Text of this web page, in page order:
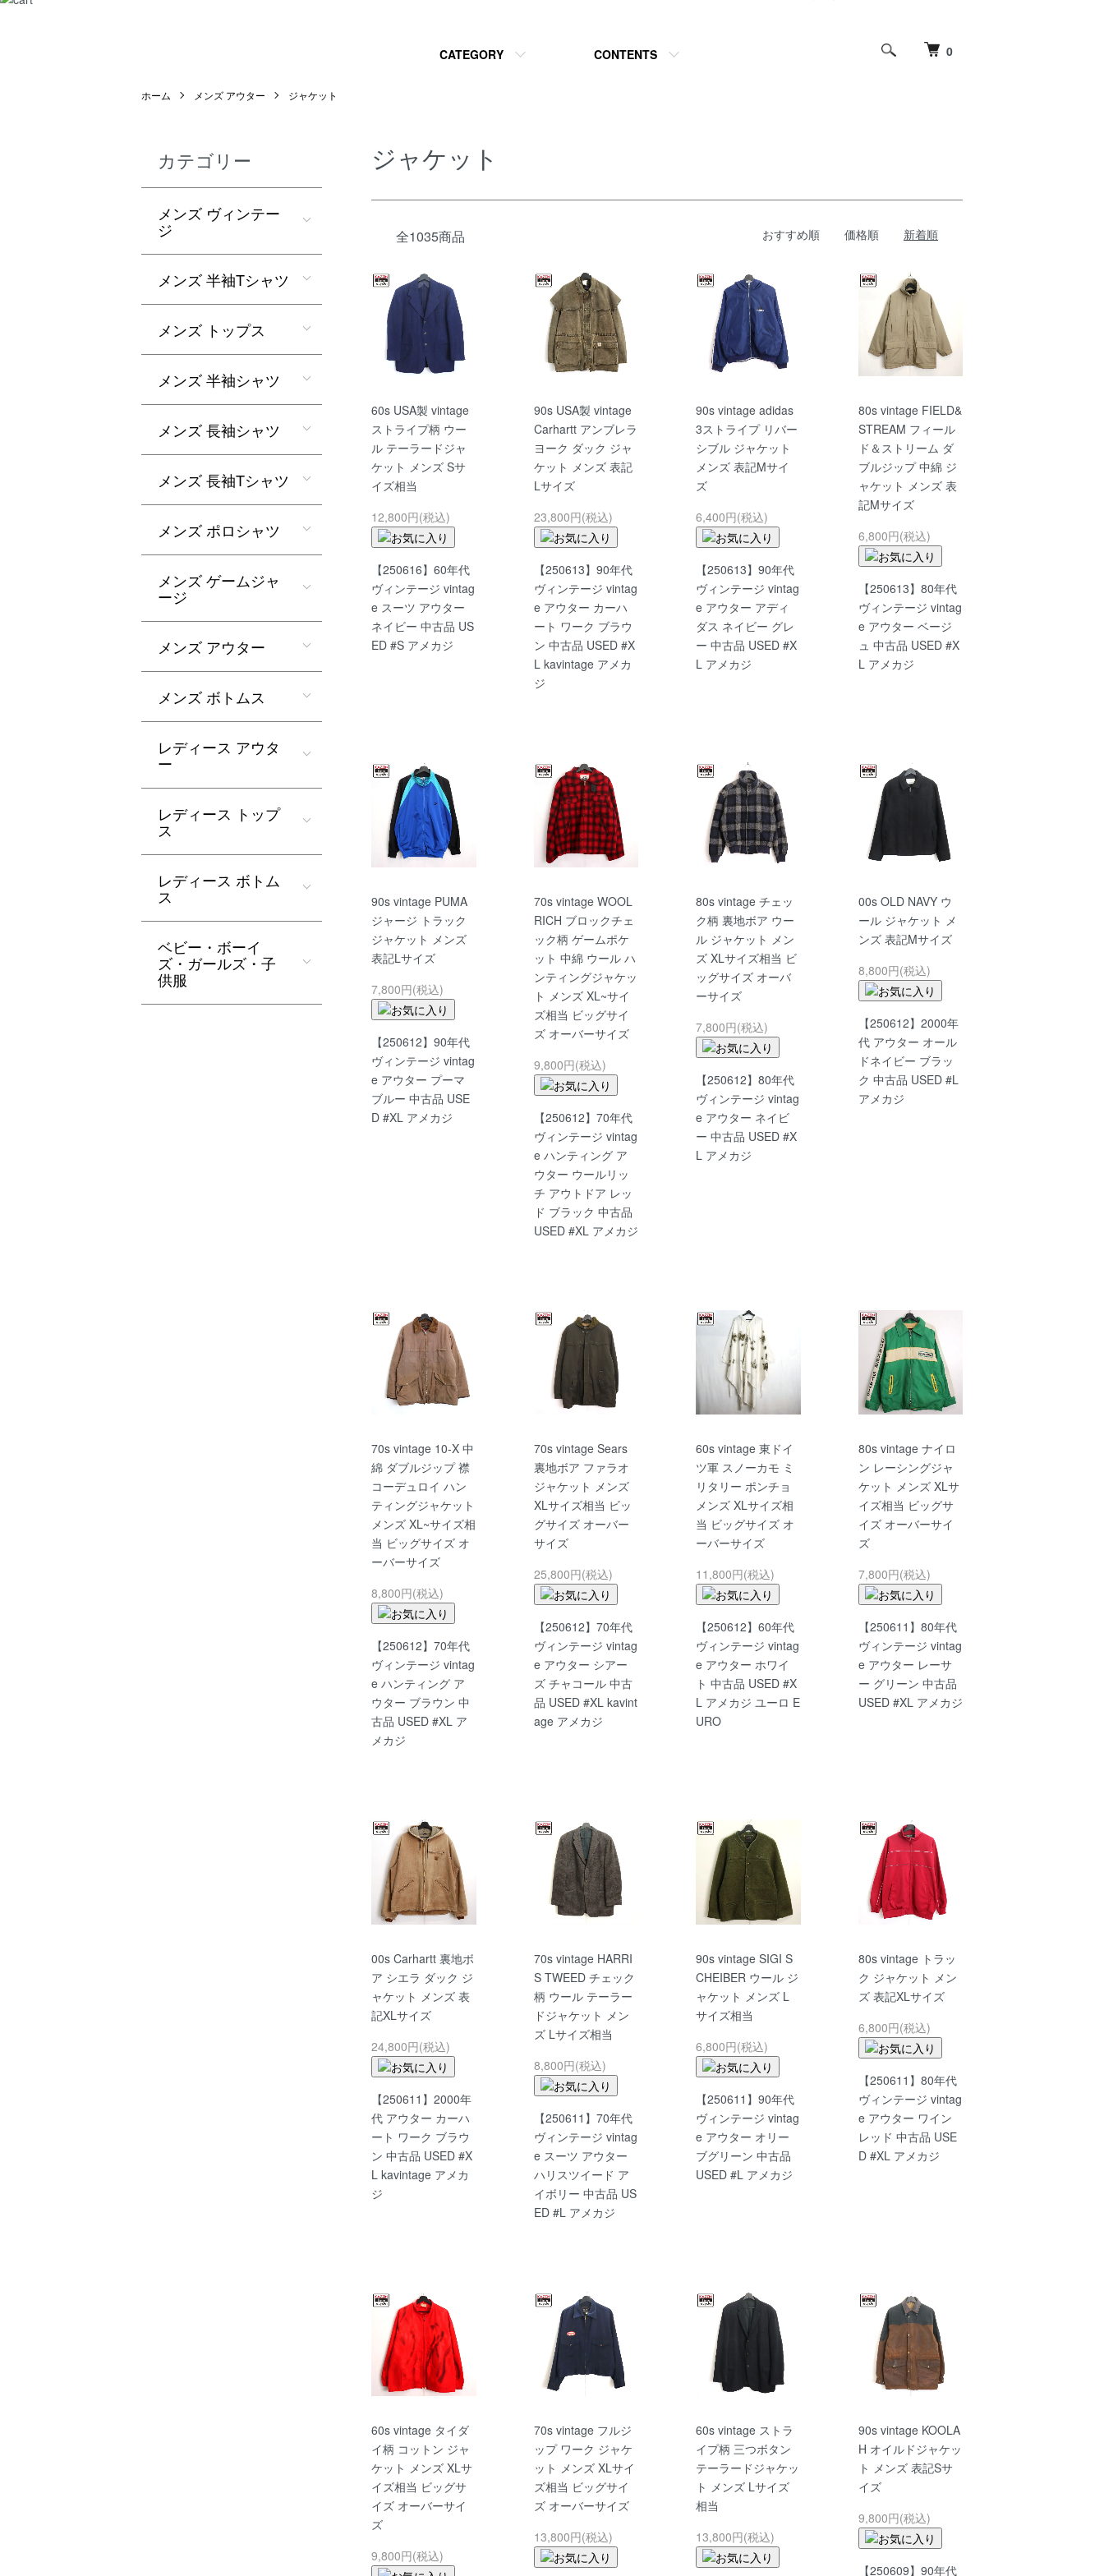
0
CATEGORY CONTENTS
ホーム メンズ アウター ジャケット
ジャケット
全1035商品 おすすめ順 価格順 新着順
60s USA製 vintage
ストライプ柄 ウー
ル テーラードジャ
ケット メンズ Sサ
イズ相当
12,800円(税込)
【250616】60年代
ヴィンテージ vintag
e スーツ アウター
ネイビー 中古品 US
ED #S アメカジ
90s USA製 vintage
Carhartt アンブレラ
ヨーク ダック ジャ
ケット メンズ 表記
Lサイズ
23,800円(税込)
【250613】90年代
ヴィンテージ vintag
e アウター カーハ
ート ワーク ブラウ
ン 中古品 USED #X
L kavintage アメカ
ジ
90s vintage adidas
3ストライプ リバー
シブル ジャケット
メンズ 表記Mサイ
ズ
6,400円(税込)
【250613】90年代
ヴィンテージ vintag
e アウター アディ
ダス ネイビー グレ
ー 中古品 USED #X
L アメカジ
80s vintage FIELD&
STREAM フィール
ド＆ストリーム ダ
ブルジップ 中綿 ジ
ャケット メンズ 表
記Mサイズ
6,800円(税込)
【250613】80年代
ヴィンテージ vintag
e アウター ベージ
ュ 中古品 USED #X
L アメカジ
90s vintage PUMA
ジャージ トラック
ジャケット メンズ
表記Lサイズ
7,800円(税込)
【250612】90年代
ヴィンテージ vintag
e アウター プーマ
ブルー 中古品 USE
D #XL アメカジ
70s vintage WOOL
RICH ブロックチェ
ック柄 ゲームポケ
ット 中綿 ウール ハ
ンティングジャケッ
ト メンズ XL~サイ
ズ相当 ビッグサイ
ズ オーバーサイズ
9,800円(税込)
【250612】70年代
ヴィンテージ vintag
e ハンティング ア
ウター ウールリッ
チ アウトドア レッ
ド ブラック 中古品
USED #XL アメカジ
80s vintage チェッ
ク柄 裏地ボア ウー
ル ジャケット メン
ズ XLサイズ相当 ビ
ッグサイズ オーバ
ーサイズ
7,800円(税込)
【250612】80年代
ヴィンテージ vintag
e アウター ネイビ
ー 中古品 USED #X
L アメカジ
00s OLD NAVY ウ
ール ジャケット メ
ンズ 表記Mサイズ
8,800円(税込)
【250612】2000年
代 アウター オール
ドネイビー ブラッ
ク 中古品 USED #L
アメカジ
70s vintage 10-X 中
綿 ダブルジップ 襟
コーデュロイ ハン
ティングジャケット
メンズ XL~サイズ相
当 ビッグサイズ オ
ーバーサイズ
8,800円(税込)
【250612】70年代
ヴィンテージ vintag
e ハンティング ア
ウター ブラウン 中
古品 USED #XL ア
メカジ
70s vintage Sears
裏地ボア ファラオ
ジャケット メンズ
XLサイズ相当 ビッ
グサイズ オーバー
サイズ
25,800円(税込)
【250612】70年代
ヴィンテージ vintag
e アウター シアー
ズ チャコール 中古
品 USED #XL kavint
age アメカジ
60s vintage 東ドイ
ツ軍 スノーカモ ミ
リタリー ポンチョ
メンズ XLサイズ相
当 ビッグサイズ オ
ーバーサイズ
11,800円(税込)
【250612】60年代
ヴィンテージ vintag
e アウター ホワイ
ト 中古品 USED #X
L アメカジ ユーロ E
URO
80s vintage ナイロ
ン レーシングジャ
ケット メンズ XLサ
イズ相当 ビッグサ
イズ オーバーサイ
ズ
7,800円(税込)
【250611】80年代
ヴィンテージ vintag
e アウター レーサ
ー グリーン 中古品
USED #XL アメカジ
00s Carhartt 裏地ボ
ア シエラ ダック ジ
ャケット メンズ 表
記XLサイズ
24,800円(税込)
【250611】2000年
代 アウター カーハ
ート ワーク ブラウ
ン 中古品 USED #X
L kavintage アメカ
ジ
70s vintage HARRI
S TWEED チェック
柄 ウール テーラー
ドジャケット メン
ズ Lサイズ相当
8,800円(税込)
【250611】70年代
ヴィンテージ vintag
e スーツ アウター
ハリスツイード ア
イボリー 中古品 US
ED #L アメカジ
90s vintage SIGI S
CHEIBER ウール ジ
ャケット メンズ L
サイズ相当
6,800円(税込)
【250611】90年代
ヴィンテージ vintag
e アウター オリー
ブグリーン 中古品
USED #L アメカジ
80s vintage トラッ
ク ジャケット メン
ズ 表記XLサイズ
6,800円(税込)
【250611】80年代
ヴィンテージ vintag
e アウター ワイン
レッド 中古品 USE
D #XL アメカジ
60s vintage タイダ
イ柄 コットン ジャ
ケット メンズ XLサ
イズ相当 ビッグサ
イズ オーバーサイ
ズ
9,800円(税込)
70s vintage フルジ
ップ ワーク ジャケ
ット メンズ XLサイ
ズ相当 ビッグサイ
ズ オーバーサイズ
13,800円(税込)
60s vintage ストラ
イプ柄 三つボタン
テーラードジャケッ
ト メンズ Lサイズ
相当
13,800円(税込)
90s vintage KOOLA
H オイルドジャケッ
ト メンズ 表記Sサ
イズ
9,800円(税込)
【250609】90年代
カテゴリー
メンズ ヴィンテー
ジ
メンズ 半袖Tシャツ
メンズ トップス
メンズ 半袖シャツ
メンズ 長袖シャツ
メンズ 長袖Tシャツ
メンズ ポロシャツ
メンズ ゲームジャ
ージ
メンズ アウター
メンズ ボトムス
レディース アウタ
ー
レディース トップ
ス
レディース ボトム
ス
ベビー・ボーイ
ズ・ガールズ・子
供服